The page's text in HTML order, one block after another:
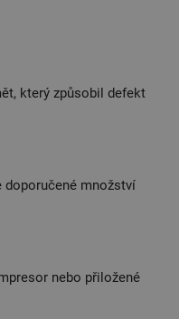
který způsobil defekt
množství
nebo přiložené